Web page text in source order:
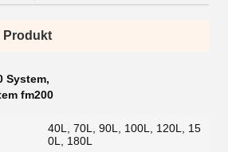
Produkt
System,
fm200
40L, 70L, 90L, 100L, 120L, 15
0L, 180L